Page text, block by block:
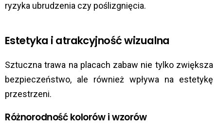
ryzyka ubrudzenia czy poślizgnięcia.
Estetyka i atrakcyjność wizualna
Sztuczna trawa na placach zabaw nie tylko zwiększa
bezpieczeństwo, ale również wpływa na estetykę
przestrzeni.
Różnorodność kolorów i wzorów